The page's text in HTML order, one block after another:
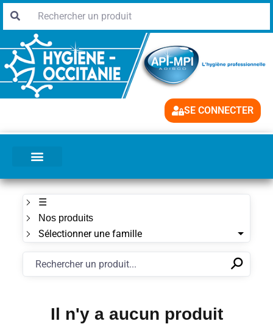
SE CONNECTER
☰
Nos produits
Sélectionner une famille
✕⚲
Il n'y a aucun produit